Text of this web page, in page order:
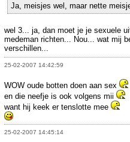
Ja, meisjes wel, maar nette
wel 3... ja, dan moet je je sexuele
medeman richten... Nou... wat mij
verschillen...
25-02-2007 14:42:59
WOW oude botten doen aan sex
en die neefje is ook volgens mii
want hij keek er tenslotte mee
25-02-2007 14:45:14